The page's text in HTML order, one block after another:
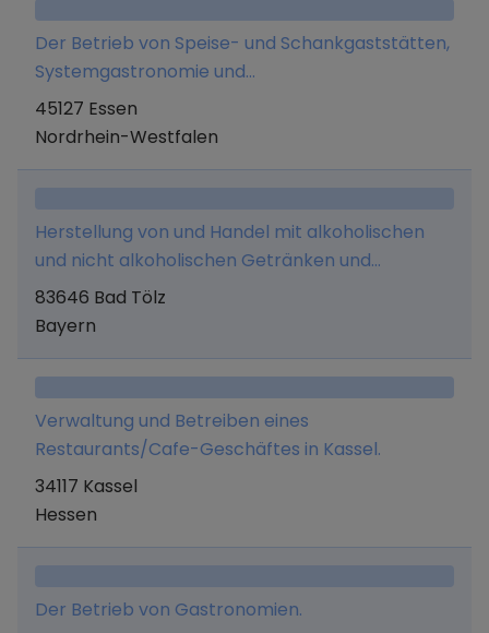
sowie die Erbringung von Beratungsleistungen
für die Herstellung und den Vertrieb von
Speiseeisen.
Der Betrieb von Speise- und Schankgaststätten,
Systemgastronomie und
Gastronomiedienstleistungen.
45127 Essen
Nordrhein-Westfalen
Herstellung von und Handel mit alkoholischen
und nicht alkoholischen Getränken und
Lebensmitteln aller Art, sowie Erbringung
jeglicher Dienstleistungen, die mit diesem
Unternehmensberatung, Betrieb einer
Werbeagentur und Erwerb, Halten und
Verwaltung von Unternehmensbeteiligungen.
83646 Bad Tölz
Bayern
Verwaltung und Betreiben eines
Restaurants/Cafe-Geschäftes in Kassel.
34117 Kassel
Hessen
Der Betrieb von Gastronomien.